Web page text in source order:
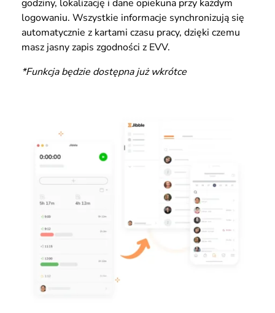
godziny, lokalizację i dane opiekuna przy każdym
logowaniu. Wszystkie informacje synchronizują się
automatycznie z kartami czasu pracy, dzięki czemu
masz jasny zapis zgodności z EVV.
*Funkcja będzie dostępna już wkrótce